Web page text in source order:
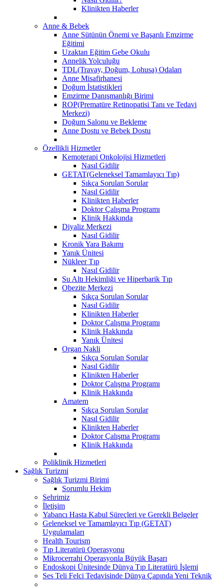
Klinikten Haberler
Anne & Bebek
Anne Sütünün Önemi ve Başarılı Emzirme
Eğitimi
Uzaktan Eğitim Gebe Okulu
Annelik Yolculuğu
TDL(Travay, Doğum, Lohusa) Odaları
Anne Misafirhanesi
Doğum İstatistikleri
Emzirme Danışmanlığı Birimi
ROP(Prematüre Retinopatisi Tanı ve Tedavi
Merkezi)
Doğum Salonu ve Bekleme
Anne Dostu ve Bebek Dostu
Özellikli Hizmetler
Kemoterapi Onkolojisi Hizmetleri
Nasıl Gidilir
GETAT(Geleneksel Tamamlayıcı Tıp)
Sıkça Sorulan Sorular
Nasıl Gidilir
Klinikten Haberler
Doktor Çalışma Programı
Klinik Hakkında
Diyaliz Merkezi
Nasıl Gidilir
Kronik Yara Bakımı
Yanık Ünitesi
Nükleer Tıp
Nasıl Gidilir
Su Altı Hekimliği ve Hiperbarik Tıp
Obezite Merkezi
Sıkça Sorulan Sorular
Nasıl Gidilir
Klinikten Haberler
Doktor Çalışma Programı
Klinik Hakkında
Yanık Ünitesi
Organ Nakli
Sıkça Sorulan Sorular
Nasıl Gidilir
Klinikten Haberler
Doktor Çalışma Programı
Klinik Hakkında
Amatem
Sıkça Sorulan Sorular
Nasıl Gidilir
Klinikten Haberler
Doktor Çalışma Programı
Klinik Hakkında
Poliklinik Hizmetleri
Sağlık Turizmi
Sağlık Turizmi Birimi
Sorumlu Hekim
Şehrimiz
İletişim
Yabancı Hasta Kabul Süreçleri ve Gerekli Belgeler
Geleneksel ve Tamamlayıcı Tıp (GETAT)
Uygulamaları
Health Tourism
Tıp Literatürü Operasyonu
Mikrocerrahi Operasyonla Büyük Başarı
Endoskopi Ünitesinde Dünya Tıp Literatürü İşlemi
Ses Teli Felci Tedavisinde Dünya Çapında Yeni Teknik